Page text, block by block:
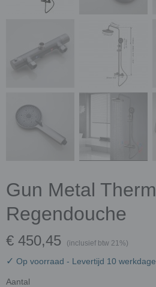
Gun Metal
Regendouche
€ 450,45 (inclusief btw 21%)
✓ Op voorraad - Levertijd 10
Aantal